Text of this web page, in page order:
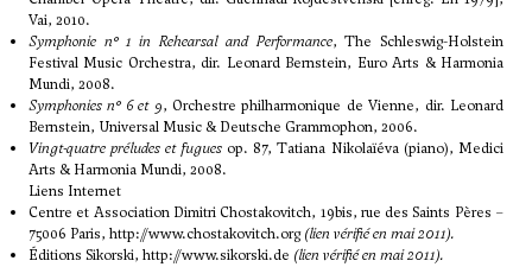
Vai, 2010.
Symphonie n° 1 in Rehearsal and Performance, The Schleswig-Holstein
Festival Music Orchestra, dir. Leonard Bernstein, Euro Arts & Harmonia
Mundi, 2008.
Symphonies n° 6 et 9, Orchestre philharmonique de Vienne, dir. Leonard
Bernstein, Universal Music & Deutsche Grammophon, 2006.
Vingt-quatre préludes et fuguesop. 87, Tatiana Nikolaïéva (piano), Medici
Arts & Harmonia Mundi, 2008.
Liens Internet
Centre et Association Dimitri Chostakovitch, 19bis, rue des Saints Pères –
75006 Paris, http://www.chostakovitch.org (lien vérifié en mai 2011).
Éditions Sikorski, http://www.sikorski.de (lien vérifié en mai 2011).